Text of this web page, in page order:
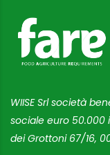
WIISE Srl società
sociale euro 50.000
dei Grottoni 67/16,